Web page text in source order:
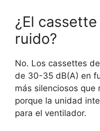
¿El
ruido?
No. Los cassettes
de 30-35 dB(A) en
más silenciosos que
porque la unidad
para el ventilador.